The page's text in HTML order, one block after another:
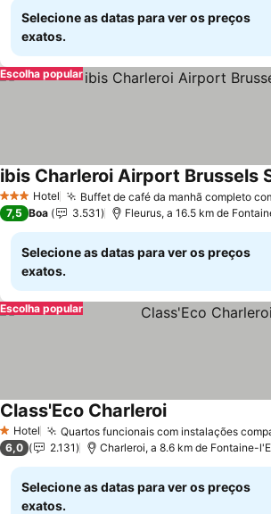
Selecione as datas para ver os preços
exatos.
Escolha popular
3 EstrelasHotel Buffet de café da manhã completo
ibis Charleroi Airport Brussels
7,5 Boa 3.531 Fleurus, a 16.5 km de
Selecione as datas para ver os preços
exatos.
Escolha popular
1 Estrelas
Hotel Quartos funcionais com instalações
Class'Eco CharleroiVer preços
6,0 2.131 Charleroi, a 8.6 km de Fontaine-
Selecione as datas para ver os preços
exatos.